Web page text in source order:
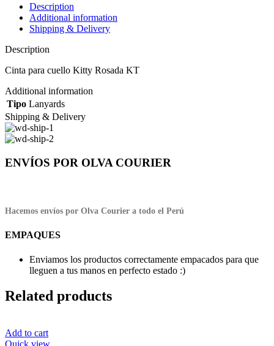
Description
Additional information
Shipping & Delivery
Description
Cinta para cuello Kitty Rosada KT
Additional information
Tipo Lanyards
Shipping & Delivery
ENVÍOS POR OLVA COURIER
Hacemos envíos por Olva Courier a todo el Perú
EMPAQUES
Enviamos los productos correctamente empacados para que
lleguen a tus manos en perfecto estado :)
Related products
Add to cart